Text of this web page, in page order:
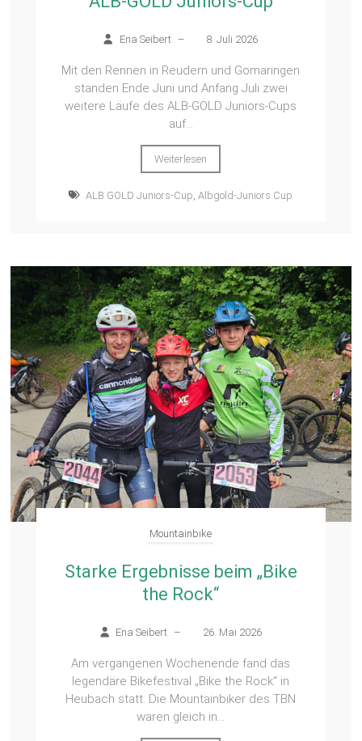
Ena Seibert – 8. Juli 2026
Mit den Rennen in Reudern und Gomaringen
standen Ende Juni und Anfang Juli zwei
weitere Läufe des ALB-GOLD Juniors-Cups
auf...
Weiterlesen
ALB GOLD Juniors-Cup, Albgold-Juniors Cup
Mountainbike
Starke Ergebnisse beim „Bike
the Rock“
Ena Seibert – 26. Mai 2026
Am vergangenen Wochenende fand das
legendäre Bikefestival „Bike the Rock“ in
Heubach statt. Die Mountainbiker des TBN
waren gleich in...